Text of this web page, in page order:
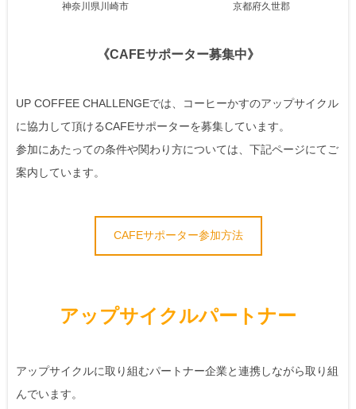
神奈川県川崎市 京都府久世郡
《CAFEサポーター募集中》
UP COFFEE CHALLENGEでは、コーヒーかすのアップサイクル
に協力して頂けるCAFEサポーターを募集しています。
参加にあたっての条件や関わり方については、下記ページにてご
案内しています。
CAFEサポーター参加方法
アップサイクルパートナー
アップサイクルに取り組むパートナー企業と連携しながら取り組
んでいます。